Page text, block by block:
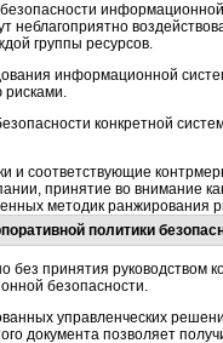
неблагоприятно
группы ресурсов.
информационной
рисками.
конкретной
и соответствующие
принятие во внимание
методик ранжирования
политики
принятия руководством
безопасности.
управленческих
документа позволяет